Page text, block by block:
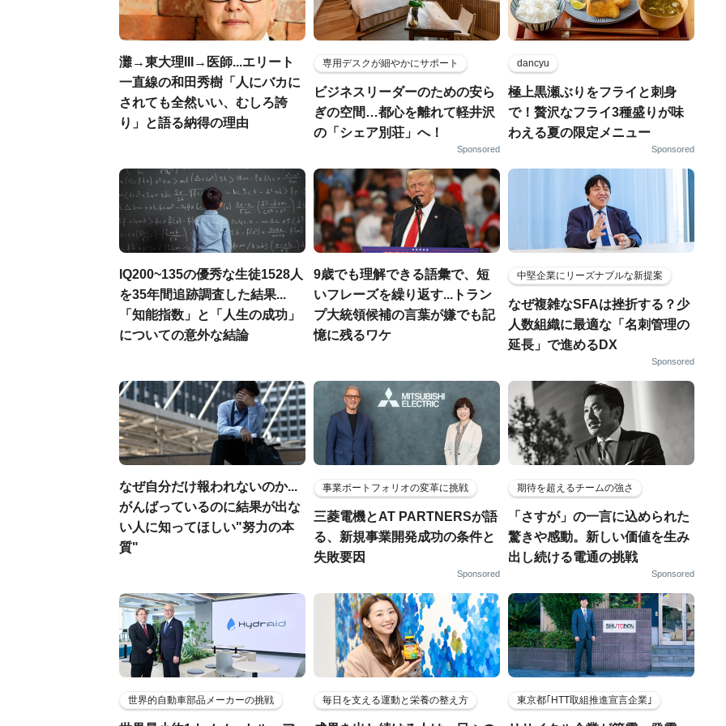
灘→東大理III→医師...エリート
一直線の和田秀樹「人にバカに
されても全然いい、むしろ誇
り」と語る納得の理由
専用デスクが細やかにサポート
ビジネスリーダーのための安ら
ぎの空間…都心を離れて軽井沢
の「シェア別荘」へ！
Sponsored
dancyu
極上黒瀬ぶりをフライと刺身
で！贅沢なフライ3種盛りが味
わえる夏の限定メニュー
Sponsored
IQ200~135の優秀な生徒1528人
を35年間追跡調査した結果...
「知能指数」と「人生の成功」
についての意外な結論
9歳でも理解できる語彙で、短
いフレーズを繰り返す...トラン
プ大統領候補の言葉が嫌でも記
憶に残るワケ
中堅企業にリーズナブルな新提案
なぜ複雑なSFAは挫折する？少
人数組織に最適な「名刺管理の
延長」で進めるDX
Sponsored
なぜ自分だけ報われないのか...
がんばっているのに結果が出な
い人に知ってほしい"努力の本
質"
事業ポートフォリオの変革に挑戦
三菱電機とAT PARTNERSが語
る、新規事業開発成功の条件と
失敗要因
Sponsored
期待を超えるチームの強さ
「さすが」の一言に込められた
驚きや感動。新しい価値を生み
出し続ける電通の挑戦
Sponsored
世界的自動車部品メーカーの挑戦 毎日を支える運動と栄養の整え方 東京都｢HTT取組推進宣言企業｣